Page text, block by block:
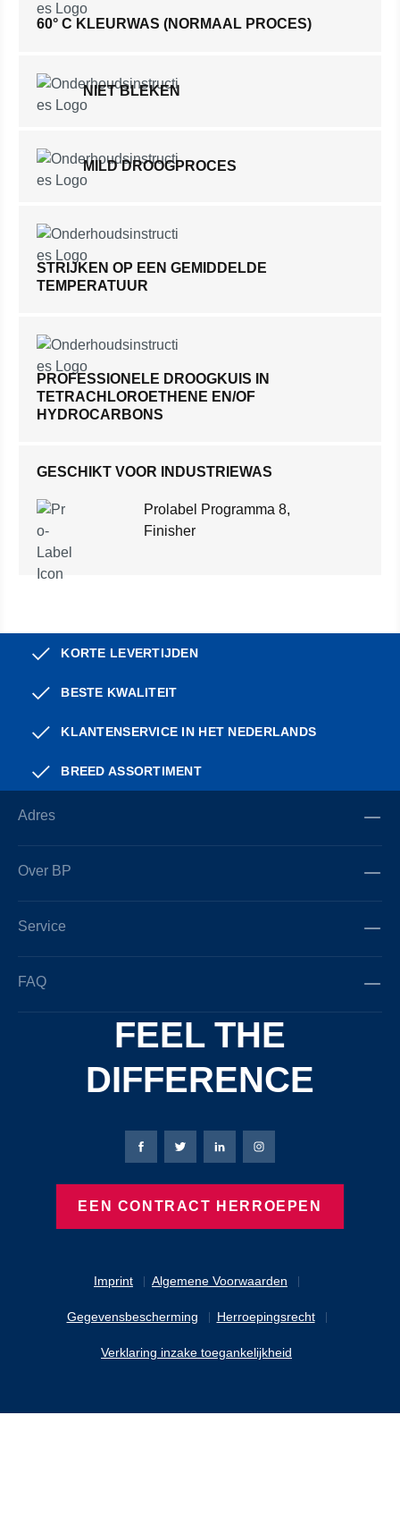
60° C KLEURWAS (NORMAAL PROCES)
NIET BLEKEN
MILD DROOGPROCES
STRIJKEN OP EEN GEMIDDELDE
TEMPERATUUR
PROFESSIONELE DROOGKUIS IN
TETRACHLOROETHENE EN/OF
HYDROCARBONS
GESCHIKT VOOR INDUSTRIEWAS
Prolabel Programma 8,
Finisher
KORTE LEVERTIJDEN
BESTE KWALITEIT
KLANTENSERVICE IN HET NEDERLANDS
BREED ASSORTIMENT
Adres
Over BP
Service
FAQ
FEEL THE
DIFFERENCE
Imprint Algemene Voorwaarden
Gegevensbescherming Herroepingsrecht
Verklaring inzake toegankelijkheid
Bierbaum-Proenen Facebook-pagina
Bierbaum-Proenen X-pagina
Bierbaum-Proenen
Bierbaum-Proenen
EEN CONTRACT HERROEPEN